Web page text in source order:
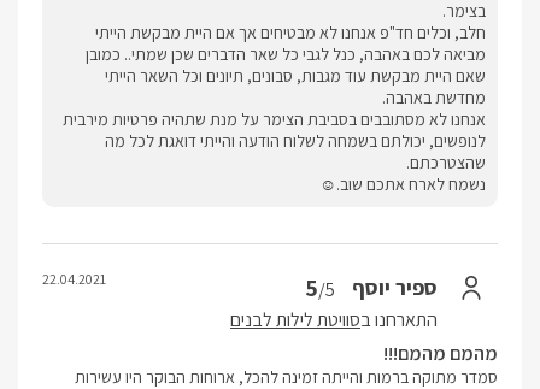
בצימר.
חלב, וכלים חד"פ אנחנו לא מבטיחים אך אם היית מבקשת הייתי
מביאה לכם באהבה, כנל לגבי כל שאר הדברים שכן שמתי.. כמובן
שאם היית מבקשת עוד מגבות, סבונים, תיונים וכל השאר הייתי
מחדשת באהבה.
אנחנו לא מסתובבים בסביבת הצימר על מנת שתהיה פרטיות מירבית
לנופשים, יכולתם בשמחה לשלוח הודעה והייתי דואגת לכל מה
שהצטרכתם.
נשמח לארח אתכם שוב.☺
ספיר יוסף 5/5
התארחנו בסוויטת לילות לבנים
22.04.2021
מהמם מהמם!!!
סמדר מתוקה ברמות והייתה זמינה להכל, ארוחות הבוקר היו עשירות